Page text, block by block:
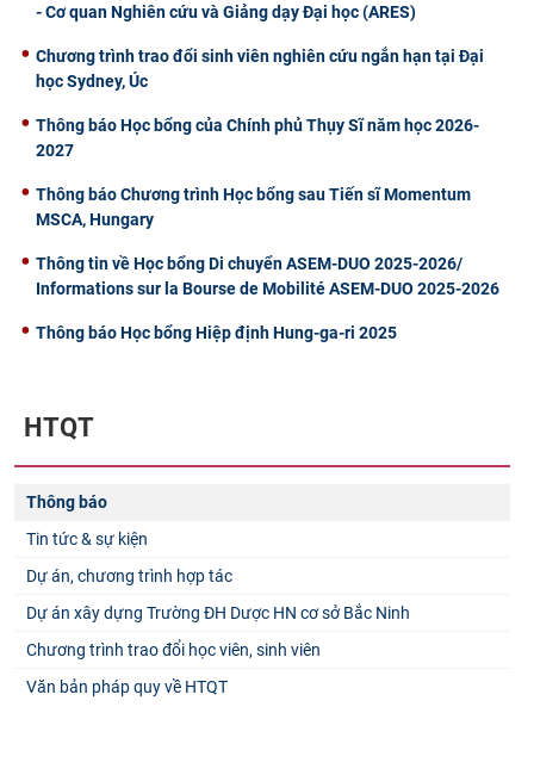
- Cơ quan Nghiên cứu và Giảng dạy Đại học (ARES)
Chương trình trao đổi sinh viên nghiên cứu ngắn hạn tại Đại
học Sydney, Úc
Thông báo Học bổng của Chính phủ Thụy Sĩ năm học 2026-
2027
Thông báo Chương trình Học bổng sau Tiến sĩ Momentum
MSCA, Hungary
Thông tin về Học bổng Di chuyển ASEM-DUO 2025-2026/
Informations sur la Bourse de Mobilité ASEM-DUO 2025-2026
Thông báo Học bổng Hiệp định Hung-ga-ri 2025
HTQT
Thông báo
Tin tức & sự kiện
Dự án, chương trình hợp tác
Dự án xây dựng Trường ĐH Dược HN cơ sở Bắc Ninh
Chương trình trao đổi học viên, sinh viên
Văn bản pháp quy về HTQT